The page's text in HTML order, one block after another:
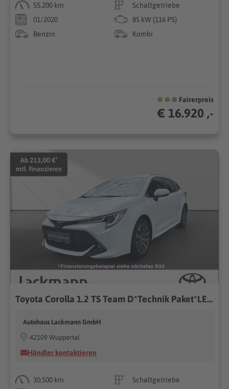
55.200 km
Schaltgetriebe
01/2020
85 kW (116 PS)
Benzin
Kombi
Fairerpreis
€ 16.920 ,-
Toyota Corolla 1.2 TS Team D*Technik Paket*LED*ACC*
Autohaus Lackmann GmbH
42109 Wuppertal
Händler kontaktieren
30.500 km
Schaltgetriebe